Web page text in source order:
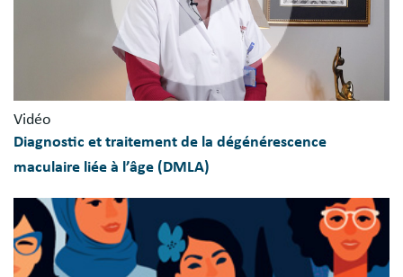
Vidéo
Diagnostic et traitement de la dégénérescence
maculaire liée à l’âge (DMLA)